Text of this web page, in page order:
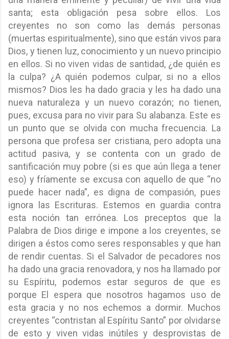
santa; esta obligación pesa sobre ellos. Los
creyentes no son como las demás personas
(muertas espiritualmente), sino que están vivos para
Dios, y tienen luz, conocimiento y un nuevo principio
en ellos. Si no viven vidas de santidad, ¿de quién es
la culpa? ¿A quién podemos culpar, si no a ellos
mismos? Dios les ha dado gracia y les ha dado una
nueva naturaleza y un nuevo corazón; no tienen,
pues, excusa para no vivir para Su alabanza. Este es
un punto que se olvida con mucha frecuencia. La
persona que profesa ser cristiana, pero adopta una
actitud pasiva, y se contenta con un grado de
santificación muy pobre (si es que aún llega a tener
eso) y fríamente se excusa con aquello de que “no
puede hacer nada”, es digna de compasión, pues
ignora las Escrituras. Estemos en guardia contra
esta noción tan errónea. Los preceptos que la
Palabra de Dios dirige e impone a los creyentes, se
dirigen a éstos como seres responsables y que han
de rendir cuentas. Si el Salvador de pecadores nos
ha dado una gracia renovadora, y nos ha llamado por
su Espíritu, podemos estar seguros de que es
porque El espera que nosotros hagamos uso de
esta gracia y no nos echemos a dormir. Muchos
creyentes “contristan al Espíritu Santo” por olvidarse
de esto y viven vidas inútiles y desprovistas de